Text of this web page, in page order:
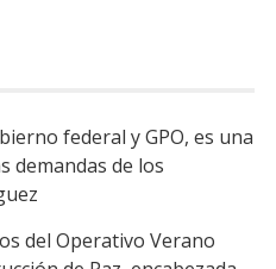
federal y GPO, es una
demandas de los
del Operativo Verano